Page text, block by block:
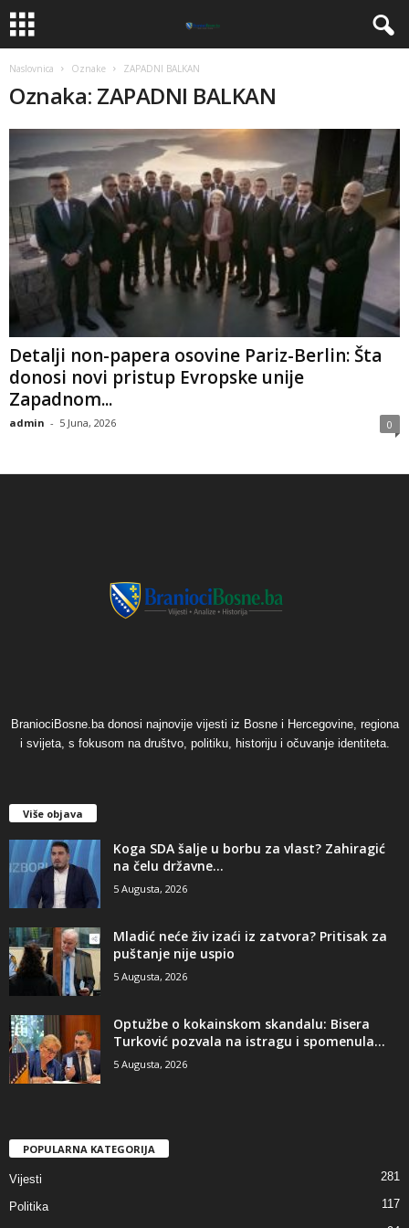
Naslovnica Oznake ZAPADNI BALKAN
Oznaka: ZAPADNI BALKAN
​Detalji non-papera osovine Pariz-Berlin: Šta
donosi novi pristup Evropske unije
Zapadnom...
admin - 5 Juna, 2026 0
BraniociBosne.ba donosi najnovije vijesti iz Bosne i Hercegovine, regiona
i svijeta, s fokusom na društvo, politiku, historiju i očuvanje identiteta.
Više objava
​Koga SDA šalje u borbu za vlast? Zahiragić
na čelu državne...
5 Augusta, 2026
​Mladić neće živ izaći iz zatvora? Pritisak za
puštanje nije uspio
5 Augusta, 2026
​Optužbe o kokainskom skandalu: Bisera
Turković pozvala na istragu i spomenula...
5 Augusta, 2026
POPULARNA KATEGORIJA
Vijesti 281
Politika 117